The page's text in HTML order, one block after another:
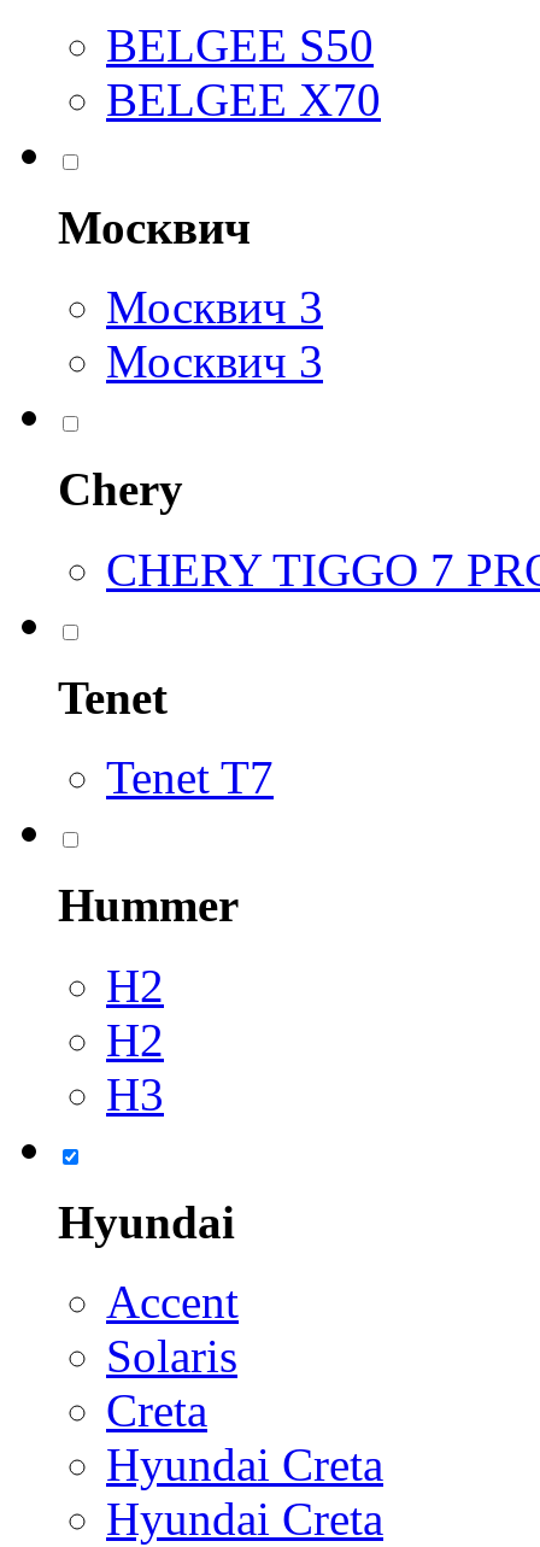
BELGEE S50
BELGEE X70
Москвич
Москвич 3
Москвич 3
Chery
CHERY TIGGO 7
Tenet
Tenet T7
Hummer
H2
H2
H3
Hyundai
Accent
Solaris
Creta
Hyundai Creta
Hyundai Creta